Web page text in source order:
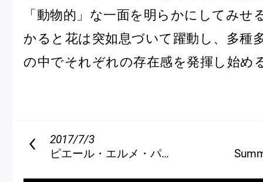
「動物的」な一面を明らかにしてみせ
かると花は突如息づいて躍動し、多種
の中でそれぞれの存在感を発揮し始め
2017/7/3
ピエール・エルメ・パリ 青山 SATINE特別展示レポート